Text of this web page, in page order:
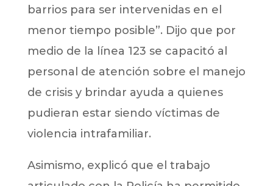
barrios para ser intervenidas en el
menor tiempo posible”. Dijo que por
medio de la línea 123 se capacitó al
personal de atención sobre el manejo
de crisis y brindar ayuda a quienes
pudieran estar siendo víctimas de
violencia intrafamiliar.
Asimismo, explicó que el trabajo